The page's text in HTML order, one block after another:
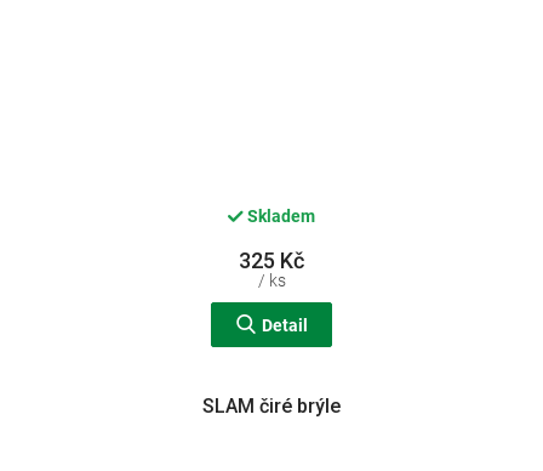
Skladem
325 Kč
/ ks
Detail
SLAM čiré brýle